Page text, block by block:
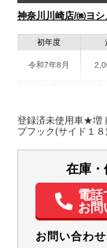
神奈川川崎店/㈱ヨ
初年度
令和7年8月
パワステ
電動格納ミラー
登録済未使用車★増
プフック(サイド１
在庫・
電話
お問
お問い合わ